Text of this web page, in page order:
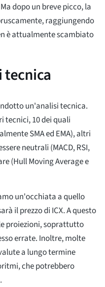
dopo un breve picco, la
raggiungendo
è attualmente scambiato
tecnica
un'analisi tecnica.
tecnici, 10 dei quali
SMA ed EMA), altri
neutrali (MACD, RSI,
(Hull Moving Average e
un'occhiata a quello
il prezzo di ICX. A questo
proiezioni, soprattutto
errate. Inoltre, molte
a lungo termine
che potrebbero